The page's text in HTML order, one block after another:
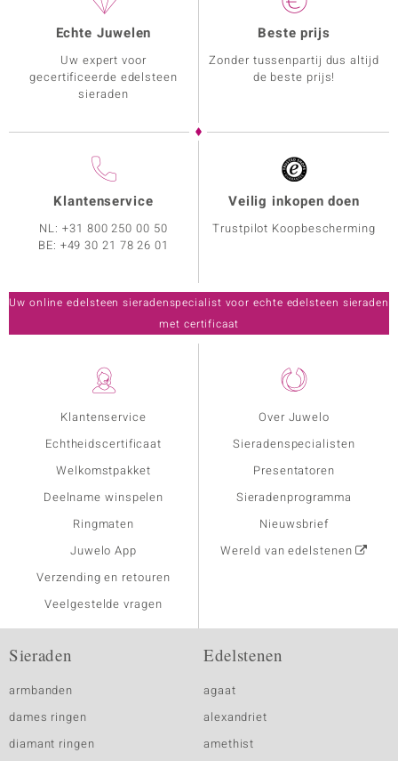
Klantenservice
Echtheidscertificaat
Welkomstpakket
Deelname winspelen
Ringmaten
Juwelo App
Verzending en retouren
Veelgestelde vragen
Over Juwelo
Sieradenspecialisten
Presentatoren
Sieradenprogramma
Nieuwsbrief
Wereld van edelstenen
Echte Juwelen
Uw expert voor
gecertificeerde edelsteen
sieraden
Beste prijs
Zonder tussenpartij dus altijd
de beste prijs!
Klantenservice
NL:+31 800 250 00 50
BE: +49 30 21 78 26 01
Veilig inkopen doen
Trustpilot Koopbescherming
Uw online edelsteen sieradenspecialist voor echte edelsteen sieraden
met certificaat
Sieraden
armbanden
dames ringen
diamant ringen
Edelstenen
agaat
alexandriet
amethist